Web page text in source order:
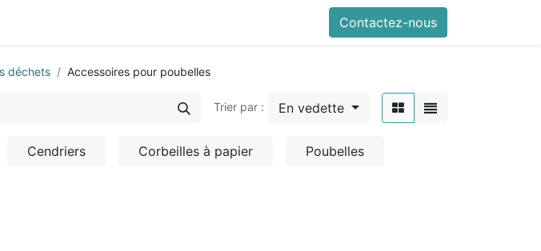
Contactez-nous
déchets Accessoires pour poubelles
Trier par : En vedette
Cendriers Corbeilles à papier Poubelles